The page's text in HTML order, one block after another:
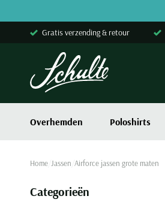
Gratis verzending & retour
Overhemden Poloshirts
Home Jassen Airforce jassen grote maten
Categorieën